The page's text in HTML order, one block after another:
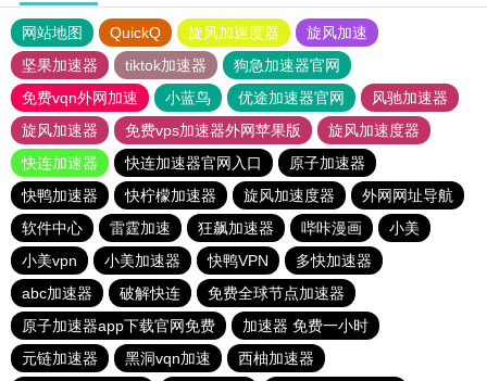
网站地图 QuickQ 旋风加速度器
旋风加速
坚果加速器
tiktok加速器
狗急加速器官网
免费vqn外网加速
小蓝鸟 优途加速器官网
风驰加速器
旋风加速器
免费vps加速器外网苹果版
旋风加速度器
快连加速器
快连加速器官网入口
原子加速器
快鸭加速器
快柠檬加速器 旋风加速度器
外网网址导航
软件中心
雷霆加速 狂飙加速器 哔咔漫画
小美
小美vpn
小美加速器 快鸭VPN
多快加速器
abc加速器
破解快连
免费全球节点加速器
原子加速器app下载官网免费
加速器 免费一小时
元链加速器
黑洞vqn加速
西柚加速器